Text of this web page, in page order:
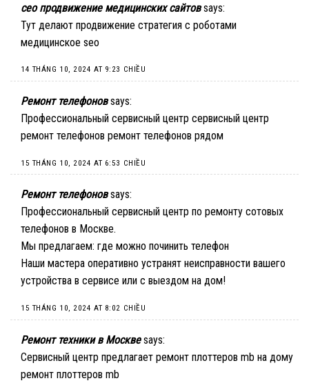
сео продвижение медицинских сайтов says:
Тут делают продвижение стратегия с роботами
медицинское seo
14 THÁNG 10, 2024 AT 9:23 CHIỀU
Ремонт телефонов says:
Профессиональный сервисный центр сервисный центр
ремонт телефонов ремонт телефонов рядом
15 THÁNG 10, 2024 AT 6:53 CHIỀU
Ремонт телефонов says:
Профессиональный сервисный центр по ремонту сотовых
телефонов в Москве.
Мы предлагаем: где можно починить телефон
Наши мастера оперативно устранят неисправности вашего
устройства в сервисе или с выездом на дом!
15 THÁNG 10, 2024 AT 8:02 CHIỀU
Ремонт техники в Москве says:
Сервисный центр предлагает ремонт плоттеров mb на дому
ремонт плоттеров mb